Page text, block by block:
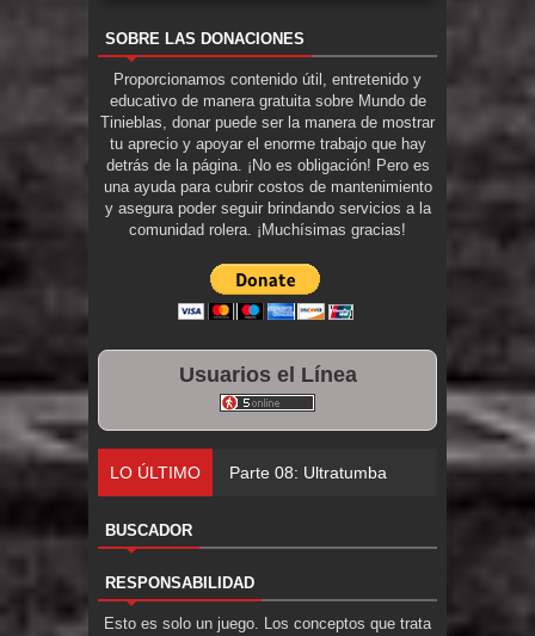
SOBRE LAS DONACIONES
Proporcionamos contenido útil, entretenido y
educativo de manera gratuita sobre Mundo de
Tinieblas, donar puede ser la manera de mostrar
tu aprecio y apoyar el enorme trabajo que hay
detrás de la página. ¡No es obligación! Pero es
una ayuda para cubrir costos de mantenimiento
y asegura poder seguir brindando servicios a la
comunidad rolera. ¡Muchísimas gracias!
Usuarios el Línea
LO ÚLTIMO Parte 08: Ultratumba
BUSCADOR
RESPONSABILIDAD
Esto es solo un juego. Los conceptos que trata